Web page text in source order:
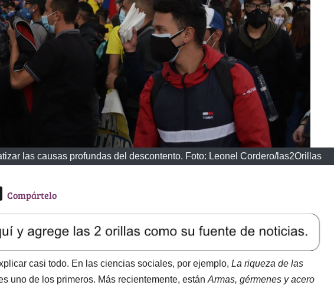
las causas profundas del descontento. Foto: Leonel Cordero/las2Orillas
T
e
a
d
s
Compártelo
casi todo. En las ciencias sociales, por ejemplo, La riqueza de las
uno de los primeros. Más recientemente, están Armas, gérmenes y acero